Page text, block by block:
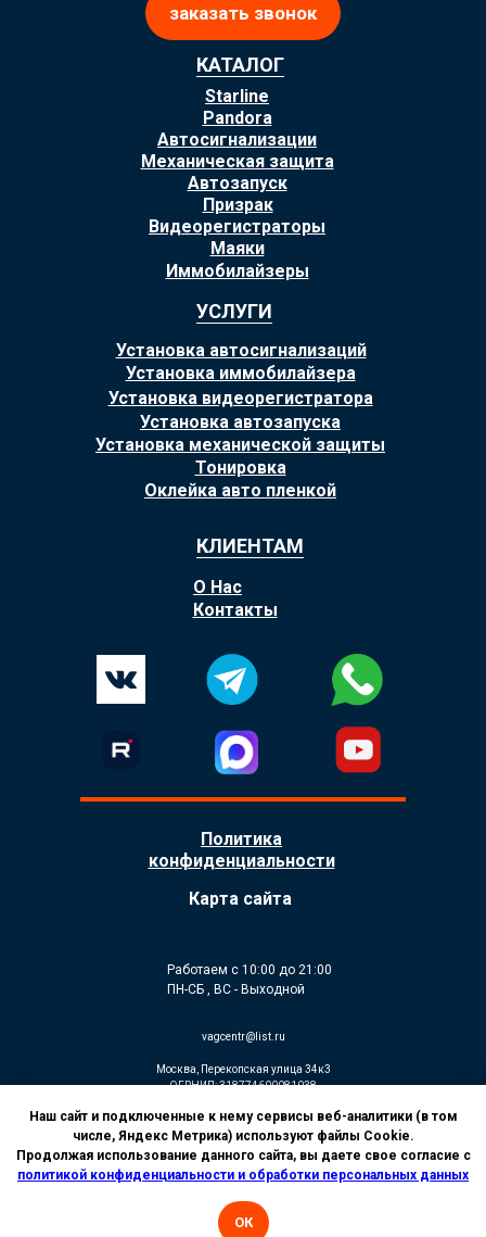
УСЛУГИ
КЛИЕНТАМ
КАТАЛОГ
заказать звонок
Москва, Перекопская улица 34к3
ОГРНИП: 318774600081038
vagcentr@list.ru
© Установка дополнительного оборудования
2026. Все права защищены
Автосигнализации
Автозапуск
Starline
Механическая защита
Маяки
Работаем с 10:00 до 21:00
ПН-СБ , ВС - Выходной
Иммобилайзеры
Политика
конфиденциальности
Карта сайта
Pandora
Призрак
Видеорегистраторы
Установка автосигнализаций
О Нас
Контакты
Установка автозапуска
Установка видеорегистратора
Установка иммобилайзера
Установка механической защиты
Тонировка
Оклейка авто пленкой
Наш сайт и подключенные к нему сервисы веб-аналитики (в том
числе, Яндекс Метрика) используют файлы Cookie.
Продолжая использование данного сайта, вы даете свое согласие с
политикой конфиденциальности и обработки персональных данных
ОК